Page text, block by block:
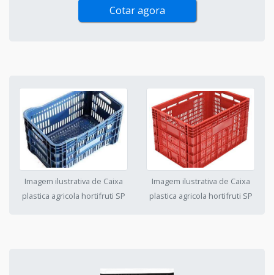
Cotar agora
Imagem ilustrativa de Caixa
plastica agricola hortifruti SP
Imagem ilustrativa de Caixa
plastica agricola hortifruti SP